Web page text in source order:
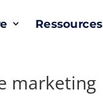
Ressources
marketing